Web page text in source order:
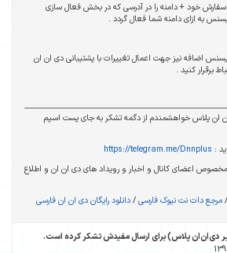
خود + دامنه را در آدرسی که در بخش فعال سازی
به ازای دامنه شما فعال گردد .
اضافه نیز جهت اعمال تغییرات با پشتیبانی دی ان ان
برقرار کنید .
ان پلاس خواهشمندم از دگمه تشکر به جای پست اسپم
:
https://telegram.me/Dnnplus
مخصوص اعضای کانال و اخبار و رویداد های دی ان ان و اطلاع
/مرجع دات نت نیوک فارسی/دانلود رایگان دی ان ان فارسی